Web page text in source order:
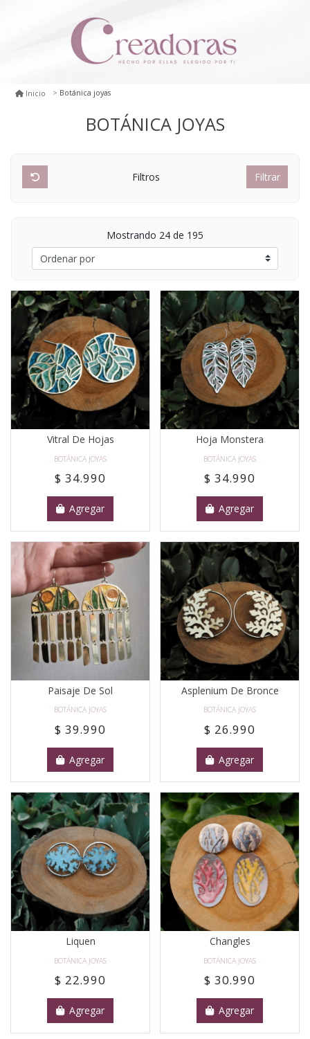
Inicio Botánica joyas
BOTÁNICA JOYAS
Filtros Filtrar
Mostrando 24 de 195
Vitral De Hojas
BOTÁNICA JOYAS
$ 34.990
Agregar
Hoja Monstera
BOTÁNICA JOYAS
$ 34.990
Agregar
Paisaje De Sol
BOTÁNICA JOYAS
$ 39.990
Agregar
Asplenium De Bronce
BOTÁNICA JOYAS
$ 26.990
Agregar
Liquen
BOTÁNICA JOYAS
$ 22.990
Agregar
Changles
BOTÁNICA JOYAS
$ 30.990
Agregar